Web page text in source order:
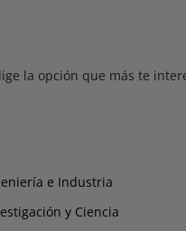
la opción que más te
e Industria
y Ciencia